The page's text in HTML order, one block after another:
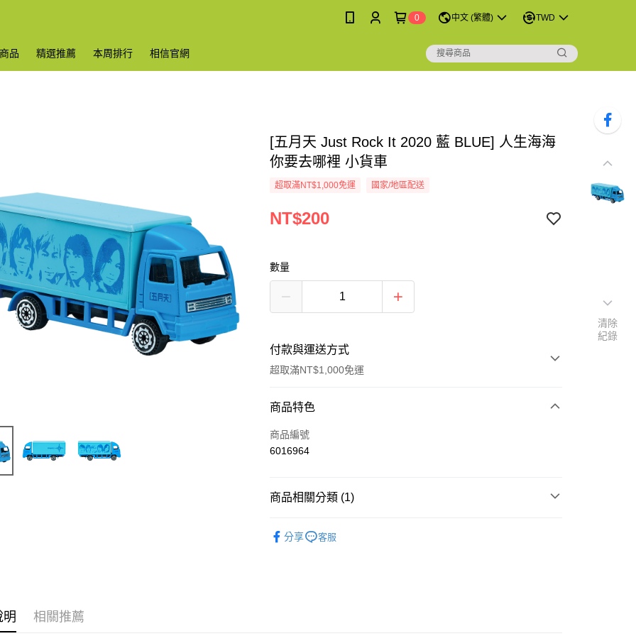
0 中文 (繁體) TWD
品 精選推薦 本周排行 相信官網
[五月天 Just Rock It 2020 藍 BLUE] 人生海海
你要去哪裡 小貨車
超取滿NT$1,000免運 國家/地區配送
NT$200
數量
付款與運送方式
超取滿NT$1,000免運
付款方式
信用卡一次付款
悠遊付
商品特色
商品編號
6016964
商品相關分類 (1)
分享
客服
明 相關推薦
清除
紀錄